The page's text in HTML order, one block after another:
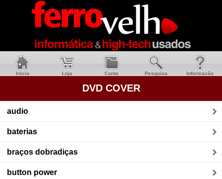
Inicio Loja Conta Pesquisa Informacão
DVD COVER
audio
baterias
braços dobradiças
button power